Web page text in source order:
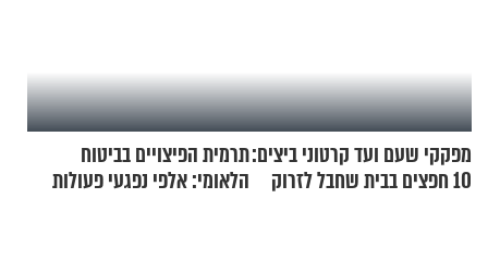
מפקקי שעם ועד קרטוני ביצים:
10 חפצים בבית שחבל לזרוק
תרמית הפיצויים בביטוח
הלאומי: אלפי נפגעי פעולות